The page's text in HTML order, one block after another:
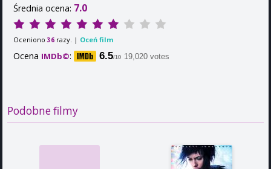
Średnia ocena: 7.0
Oceniono 36 razy. | Oceń film
Ocena IMDb©: 6.5/10 19,020 votes
Podobne filmy